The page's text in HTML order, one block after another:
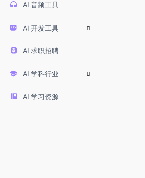
AI 音频工具
AI 开发工具
AI 求职招聘
AI 学科行业
AI 学习资源